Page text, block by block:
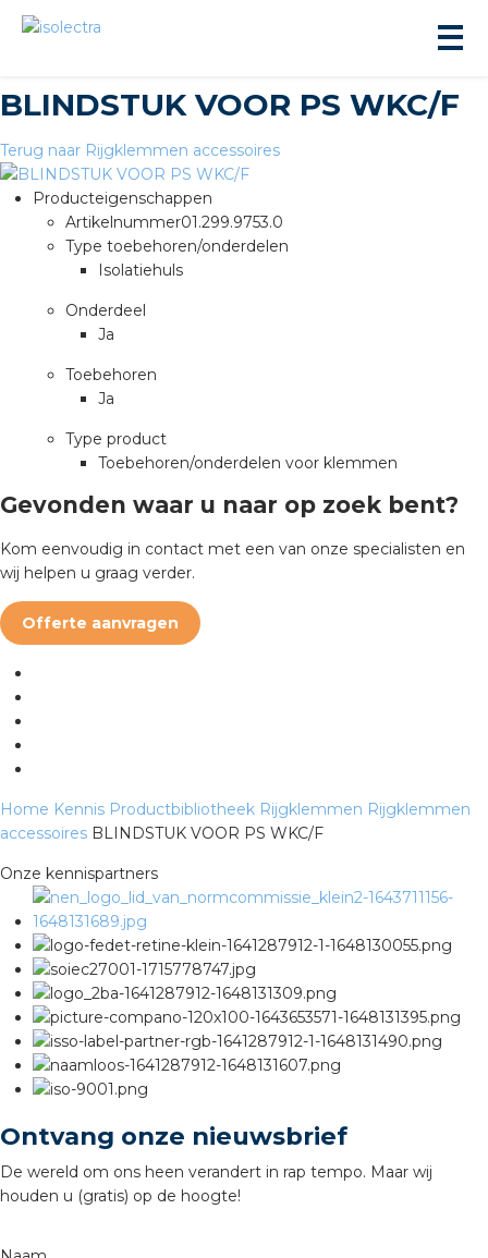
BLINDSTUK VOOR PS WKC/F
Terug naar Rijgklemmen accessoires
Producteigenschappen
Artikelnummer01.299.9753.0
Type toebehoren/onderdelen
Isolatiehuls
Onderdeel
Ja
Toebehoren
Ja
Type product
Toebehoren/onderdelen voor klemmen
Gevonden waar u naar op zoek bent?
Kom eenvoudig in contact met een van onze specialisten en
wij helpen u graag verder.
Offerte aanvragen
Home Kennis Productbibliotheek Rijgklemmen Rijgklemmen
accessoires BLINDSTUK VOOR PS WKC/F
Onze kennispartners
Ontvang onze nieuwsbrief
De wereld om ons heen verandert in rap tempo. Maar wij
houden u (gratis) op de hoogte!
installeren
installeren
installeren in beton
installeren in de tuinbouw
stekerbare vlakkabel
GST®
RST®